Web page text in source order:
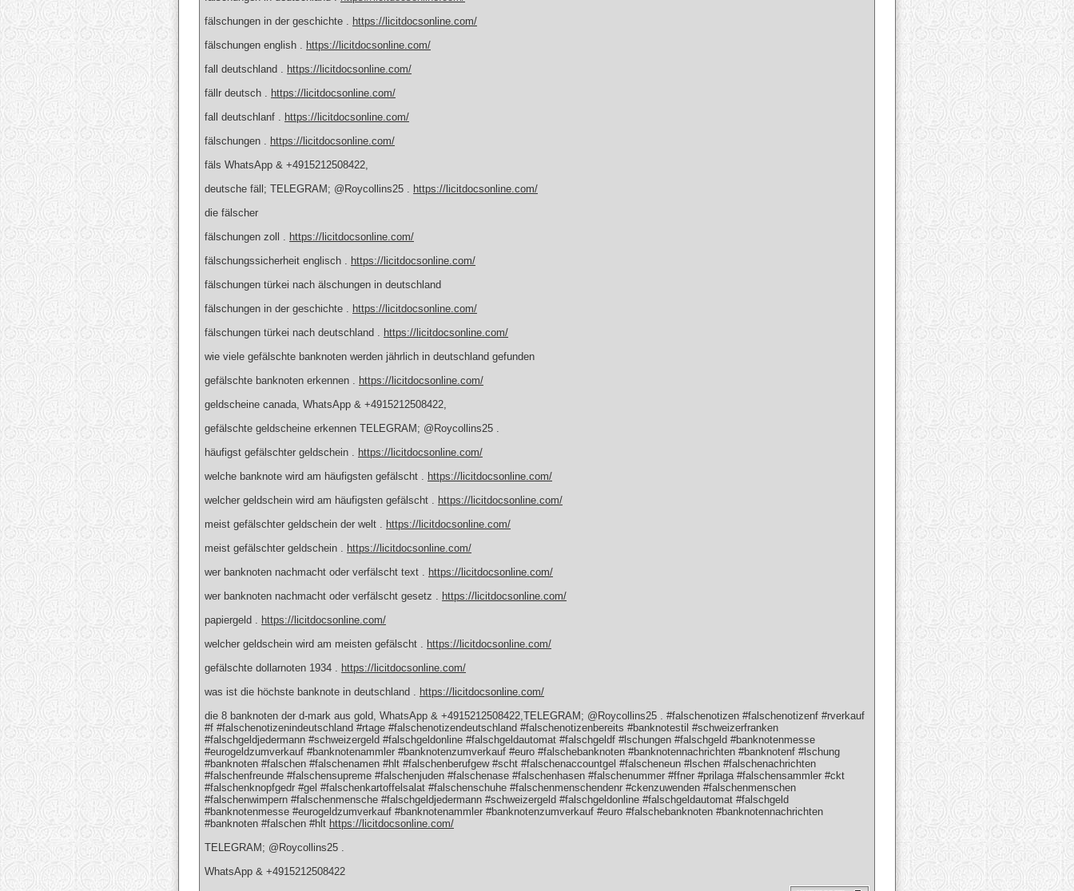
fälschungen in der geschichte . https://licitdocsonline.com/
fälschungen english . https://licitdocsonline.com/
fall deutschland . https://licitdocsonline.com/
fällr deutsch . https://licitdocsonline.com/
fall deutschlanf . https://licitdocsonline.com/
fälschungen . https://licitdocsonline.com/
fäls WhatsApp & +4915212508422,
deutsche fäll; TELEGRAM; @Roycollins25 . https://licitdocsonline.com/
die fälscher
fälschungen zoll . https://licitdocsonline.com/
fälschungssicherheit englisch . https://licitdocsonline.com/
fälschungen türkei nach älschungen in deutschland
fälschungen in der geschichte . https://licitdocsonline.com/
fälschungen türkei nach deutschland . https://licitdocsonline.com/
wie viele gefälschte banknoten werden jährlich in deutschland gefunden
gefälschte banknoten erkennen . https://licitdocsonline.com/
geldscheine canada, WhatsApp & +4915212508422,
gefälschte geldscheine erkennen TELEGRAM; @Roycollins25 .
häufigst gefälschter geldschein . https://licitdocsonline.com/
welche banknote wird am häufigsten gefälscht . https://licitdocsonline.com/
welcher geldschein wird am häufigsten gefälscht . https://licitdocsonline.com/
meist gefälschter geldschein der welt . https://licitdocsonline.com/
meist gefälschter geldschein . https://licitdocsonline.com/
wer banknoten nachmacht oder verfälscht text . https://licitdocsonline.com/
wer banknoten nachmacht oder verfälscht gesetz . https://licitdocsonline.com/
papiergeld . https://licitdocsonline.com/
welcher geldschein wird am meisten gefälscht . https://licitdocsonline.com/
gefälschte dollarnoten 1934 . https://licitdocsonline.com/
was ist die höchste banknote in deutschland . https://licitdocsonline.com/
die 8 banknoten der d-mark aus gold, WhatsApp & +4915212508422,TELEGRAM; @Roycollins25 . #falschenotizen #falschenotizenf #rverkauf
#f #falschenotizenindeutschland #rtage #falschenotizendeutschland #falschenotizenbereits #banknotestil #schweizerfranken
#falschgeldjedermann #schweizergeld #falschgeldonline #falschgeldautomat #falschgeldf #lschungen #falschgeld #banknotenmesse
#eurogeldzumverkauf #banknotenammler #banknotenzumverkauf #euro #falschebanknoten #banknotennachrichten #banknotenf #lschung
#banknoten #falschen #falschenamen #hlt #falschenberufgew #scht #falschenaccountgel #falscheneun #lschen #falschenachrichten
#falschenfreunde #falschensupreme #falschenjuden #falschenase #falschenhasen #falschenummer #ffner #prilaga #falschensammler #ckt
#falschenknopfgedr #gel #falschenkartoffelsalat #falschenschuhe #falschenmenschendenr #ckenzuwenden #falschenmenschen
#falschenwimpern #falschenmensche #falschgeldjedermann #schweizergeld #falschgeldonline #falschgeldautomat #falschgeld
#banknotenmesse #eurogeldzumverkauf #banknotenammler #banknotenzumverkauf #euro #falschebanknoten #banknotennachrichten
#banknoten #falschen #hlt https://licitdocsonline.com/
TELEGRAM; @Roycollins25 .
WhatsApp & +4915212508422